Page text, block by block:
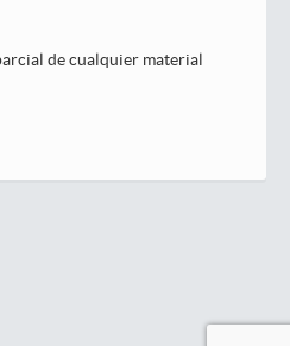
de cualquier material